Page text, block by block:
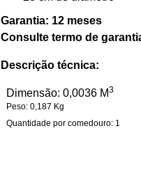
Garantia: 12 meses
Consulte termo de
Descrição técnica:
Dimensão: 0,0036 M3
Peso: 0,187 Kg
Quantidade por comedouro: 1